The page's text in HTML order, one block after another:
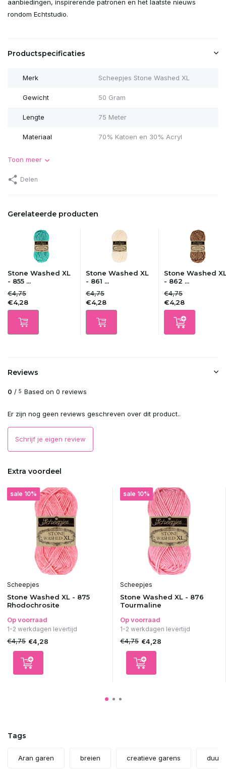
aanbiedingen, inspirerende patronen en het laatste nieuws
rondom Echtstudio.
Productspecificaties
Merk Scheepjes Stone Washed XL
Gewicht 50 Gram
Lengte 75 Meter
Materiaal 70% Katoen en 30% Acryl
Toon meer
Delen
Gerelateerde producten
Stone Washed XL
- 855 ...
€4,75
€4,28
Stone Washed XL
- 861 ...
€4,75
€4,28
Stone Washed
- 862 ...
€4,75
€4,28
Reviews
0 / 5 Based on 0 reviews
Er zijn nog geen reviews geschreven over dit product..
Schrijf je eigen review
Extra voordeel
sale 10%
Scheepjes
Stone Washed XL - 875
Rhodochrosite
Op voorraad
1-2 werkdagen levertijd
€4,75 €4,28
sale 10%
Scheepjes
Stone Washed XL - 876
Tourmaline
Op voorraad
1-2 werkdagen levertijd
€4,75 €4,28
Tags
Aran garen breien creatieve garens